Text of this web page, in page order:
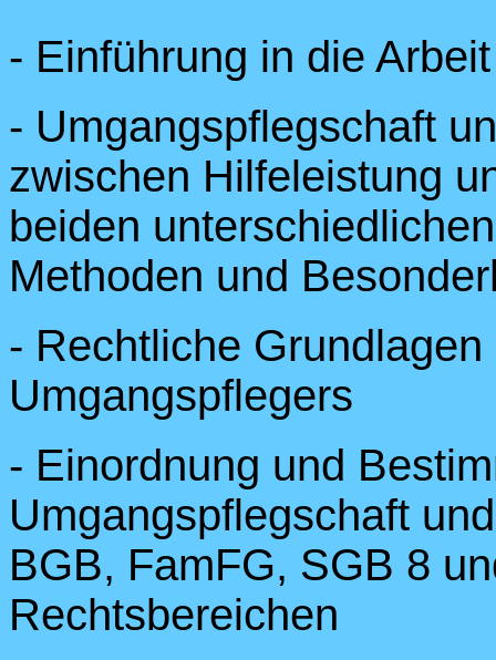
- Einführung in die
- Umgangspflegschaft
zwischen Hilfeleistung
beiden
Methoden und
- Rechtliche
Umgangspflegers
- Einordnung und
Umgangspflegschaft
BGB, FamFG, SGB 8
Rechtsbereichen